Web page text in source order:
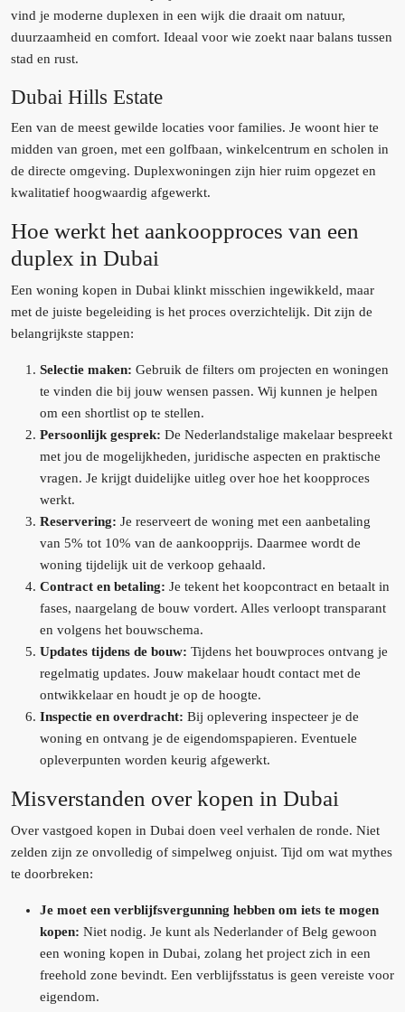
vind je moderne duplexen in een wijk die draait om natuur,
duurzaamheid en comfort. Ideaal voor wie zoekt naar balans tussen
stad en rust.
Dubai Hills Estate
Een van de meest gewilde locaties voor families. Je woont hier te
midden van groen, met een golfbaan, winkelcentrum en scholen in
de directe omgeving. Duplexwoningen zijn hier ruim opgezet en
kwalitatief hoogwaardig afgewerkt.
Hoe werkt het aankoopproces van een
duplex in Dubai
Een woning kopen in Dubai klinkt misschien ingewikkeld, maar
met de juiste begeleiding is het proces overzichtelijk. Dit zijn de
belangrijkste stappen:
Selectie maken: Gebruik de filters om projecten en woningen
te vinden die bij jouw wensen passen. Wij kunnen je helpen
om een shortlist op te stellen.
Persoonlijk gesprek: De Nederlandstalige makelaar bespreekt
met jou de mogelijkheden, juridische aspecten en praktische
vragen. Je krijgt duidelijke uitleg over hoe het koopproces
werkt.
Reservering: Je reserveert de woning met een aanbetaling
van 5% tot 10% van de aankoopprijs. Daarmee wordt de
woning tijdelijk uit de verkoop gehaald.
Contract en betaling: Je tekent het koopcontract en betaalt in
fases, naargelang de bouw vordert. Alles verloopt transparant
en volgens het bouwschema.
Updates tijdens de bouw: Tijdens het bouwproces ontvang je
regelmatig updates. Jouw makelaar houdt contact met de
ontwikkelaar en houdt je op de hoogte.
Inspectie en overdracht: Bij oplevering inspecteer je de
woning en ontvang je de eigendomspapieren. Eventuele
opleverpunten worden keurig afgewerkt.
Misverstanden over kopen in Dubai
Over vastgoed kopen in Dubai doen veel verhalen de ronde. Niet
zelden zijn ze onvolledig of simpelweg onjuist. Tijd om wat mythes
te doorbreken:
Je moet een verblijfsvergunning hebben om iets te mogen
kopen: Niet nodig. Je kunt als Nederlander of Belg gewoon
een woning kopen in Dubai, zolang het project zich in een
freehold zone bevindt. Een verblijfsstatus is geen vereiste voor
eigendom.